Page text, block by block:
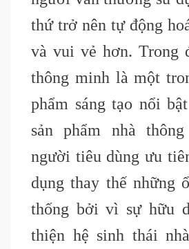
thứ trở nên tự động
và vui vẻ hơn. Trong
thông minh là một
phẩm sáng tạo nổi
sản phẩm nhà
người tiêu dùng ưu
dụng thay thế những
thống bởi vì sự hữu
thiện hệ sinh thái